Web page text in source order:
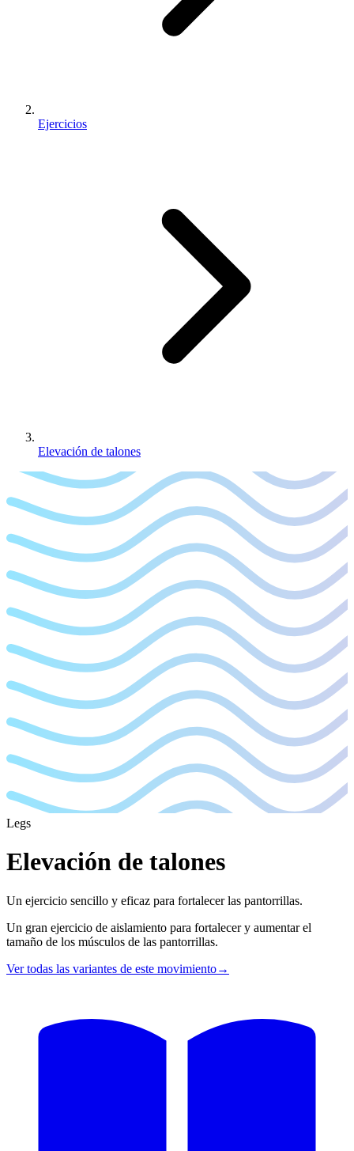
Ejercicios
Elevación de talones
Legs
Elevación de talones
Un ejercicio sencillo y eficaz para fortalecer las pantorrillas.
Un gran ejercicio de aislamiento para fortalecer y aumentar el
tamaño de los músculos de las pantorrillas.
Ver todas las variantes de este movimiento→